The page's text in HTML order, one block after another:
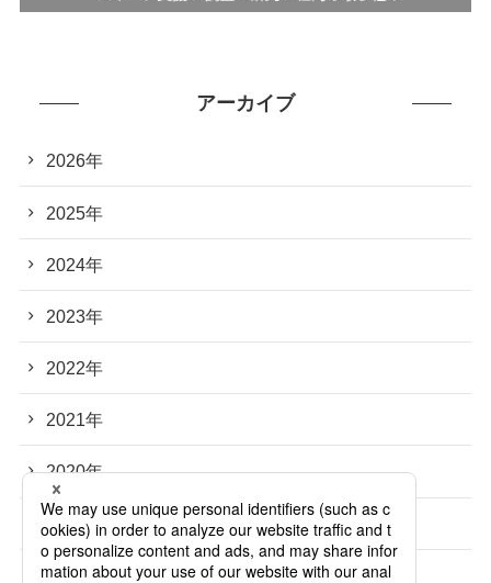
アーカイブ
2026年
2025年
2024年
2023年
2022年
2021年
2020年
2019年
2018年